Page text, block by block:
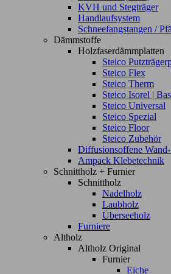
KVH und Stegträger
Handlaufsystem
Schneefangstangen /
Dämmstoffe
Holzfaserdämmplatten
Steico
Steico Flex
Steico Therm
Steico Isorel |
Steico Universal
Steico Spezial
Steico Floor
Steico Zubehör
Diffusionsoffene
Ampack Klebetechnik
Schnittholz + Furnier
Schnittholz
Nadelholz
Laubholz
Überseeholz
Furniere
Altholz
Altholz Original
Furnier
Eiche